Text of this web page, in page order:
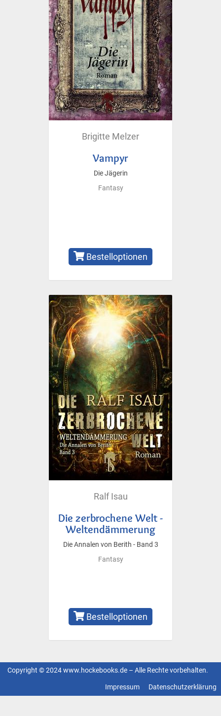
Brigitte Melzer
Vampyr
Die Jägerin
Fantasy
Bestelloptionen
Ralf Isau
Die zerbrochene Welt -
Weltendämmerung
Die Annalen von Berith - Band 3
Fantasy
Bestelloptionen
Copyright © 2024 www.hockebooks.de – Alle Rechte vorbehalten.
Datenschutzerklärung
Impressum